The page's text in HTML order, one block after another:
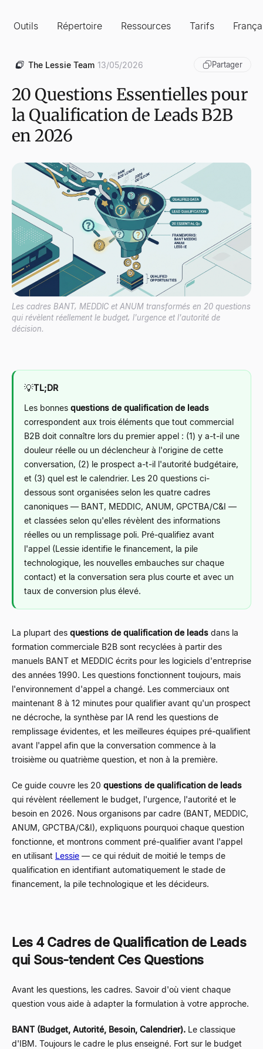
Outils Répertoire Ressources Tarifs
The Lessie Team 13/05/2026 Partager
20 Questions Essentielles pour
la Qualification de Leads B2B
en 2026
Les cadres BANT, MEDDIC et ANUM transformés en 20 questions
qui révèlent réellement le budget, l'urgence et l'autorité de
décision.
💡TL;DR
Les bonnes questions de qualification de leads
correspondent aux trois éléments que tout commercial
B2B doit connaître lors du premier appel : (1) y a-t-il une
douleur réelle ou un déclencheur à l'origine de cette
conversation, (2) le prospect a-t-il l'autorité budgétaire,
et (3) quel est le calendrier. Les 20 questions ci-
dessous sont organisées selon les quatre cadres
canoniques — BANT, MEDDIC, ANUM, GPCTBA/C&I —
et classées selon qu'elles révèlent des informations
réelles ou un remplissage poli. Pré-qualifiez avant
l'appel (Lessie identifie le financement, la pile
technologique, les nouvelles embauches sur chaque
contact) et la conversation sera plus courte et avec un
taux de conversion plus élevé.
La plupart des questions de qualification de leads dans la
formation commerciale B2B sont recyclées à partir des
manuels BANT et MEDDIC écrits pour les logiciels d'entreprise
des années 1990. Les questions fonctionnent toujours, mais
l'environnement d'appel a changé. Les commerciaux ont
maintenant 8 à 12 minutes pour qualifier avant qu'un prospect
ne décroche, la synthèse par IA rend les questions de
remplissage évidentes, et les meilleures équipes pré-qualifient
avant l'appel afin que la conversation commence à la
troisième ou quatrième question, et non à la première.
Ce guide couvre les 20 questions de qualification de leads
qui révèlent réellement le budget, l'urgence, l'autorité et le
besoin en 2026. Nous organisons par cadre (BANT, MEDDIC,
ANUM, GPCTBA/C&I), expliquons pourquoi chaque question
fonctionne, et montrons comment pré-qualifier avant l'appel
en utilisant Lessie — ce qui réduit de moitié le temps de
qualification en identifiant automatiquement le stade de
financement, la pile technologique et les décideurs.
Les 4 Cadres de Qualification de Leads
qui Sous-tendent Ces Questions
Avant les questions, les cadres. Savoir d'où vient chaque
question vous aide à adapter la formulation à votre approche.
BANT (Budget, Autorité, Besoin, Calendrier). Le classique
d'IBM. Toujours le cadre le plus enseigné. Fort sur le budget